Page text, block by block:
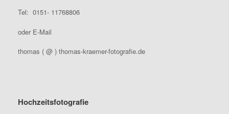
Tel: 0151- 11768806
oder E-Mail
thomas ( @ ) thomas-kraemer-fotografie.de
Hochzeitsfotografie